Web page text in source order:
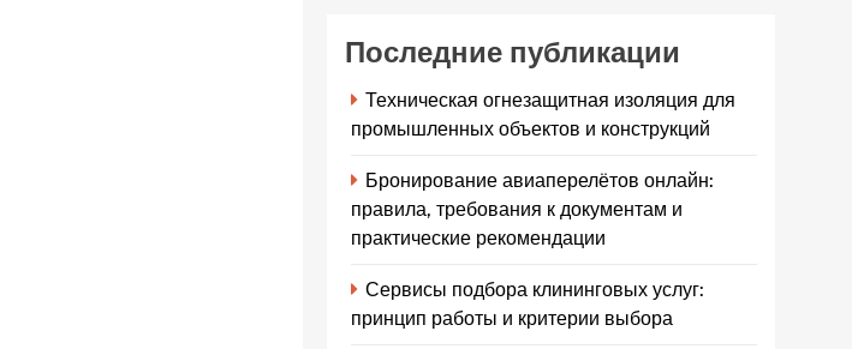
Последние публикации
Техническая огнезащитная изоляция для
промышленных объектов и конструкций
Бронирование авиаперелётов онлайн:
правила, требования к документам и
практические рекомендации
Сервисы подбора клининговых услуг:
принцип работы и критерии выбора